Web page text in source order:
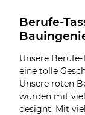
Berufe-
Unsere
eine tolle
Unsere roten
wurden mit
designt. Mit